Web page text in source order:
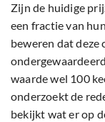
Zijn de huidige
een fractie van
beweren dat
waarde wel 100
onderzoekt de
bekijkt wat er op